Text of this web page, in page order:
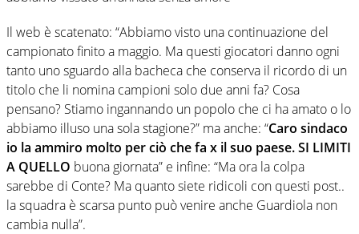
Il web è scatenato: “Abbiamo visto una continuazione del
campionato finito a maggio. Ma questi giocatori danno ogni
tanto uno sguardo alla bacheca che conserva il ricordo di un
titolo che li nomina campioni solo due anni fa? Cosa
pensano? Stiamo ingannando un popolo che ci ha amato o lo
abbiamo illuso una sola stagione?” ma anche: “Caro sindaco
io la ammiro molto per ciò che fa x il suo paese. SI LIMITI
A QUELLO buona giornata” e infine: “Ma ora la colpa
sarebbe di Conte? Ma quanto siete ridicoli con questi post..
la squadra è scarsa punto può venire anche Guardiola non
cambia nulla”.